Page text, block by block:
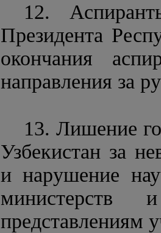
12.
Президента
окончания
направления за
13. Лишение
Узбекистан за
и нарушение
министерств
представлениям